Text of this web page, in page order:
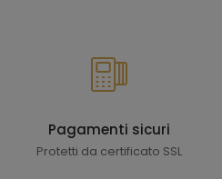
Pagamenti sicuri
Protetti da certificato SSL